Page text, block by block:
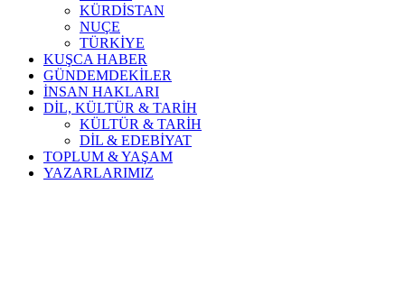
KÜRDİSTAN
NUÇE
TÜRKİYE
KUŞCA HABER
GÜNDEMDEKİLER
İNSAN HAKLARI
DİL, KÜLTÜR & TARİH
KÜLTÜR & TARİH
DİL & EDEBİYAT
TOPLUM & YAŞAM
YAZARLARIMIZ